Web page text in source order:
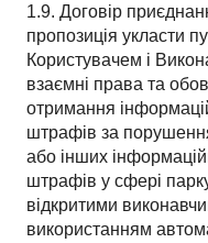
1.9. Договір
пропозиція укласти
Користувачем і
взаємні права та
отримання
штрафів за
або інших
штрафів у сфері
відкритими
використанням